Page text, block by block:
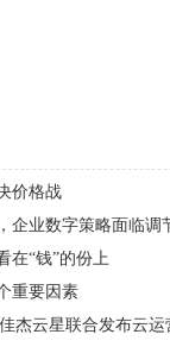
价格战
企业数字策略面临调
在“钱”的份上
重要因素
杰云星联合发布云